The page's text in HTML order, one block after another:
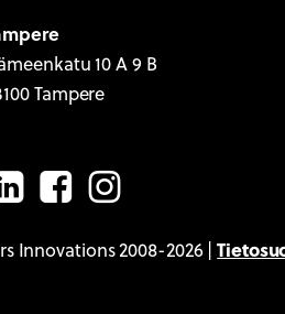
10 A 9 B
Tampere
FacebookInstagram
Innovations 2008-2026 |